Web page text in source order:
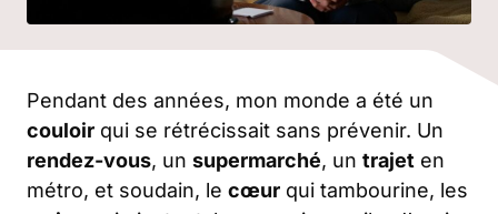
Pendant des années, mon monde a été un
couloir qui se rétrécissait sans prévenir. Un
rendez-vous, un supermarché, un trajet en
métro, et soudain, le cœur qui tambourine, les